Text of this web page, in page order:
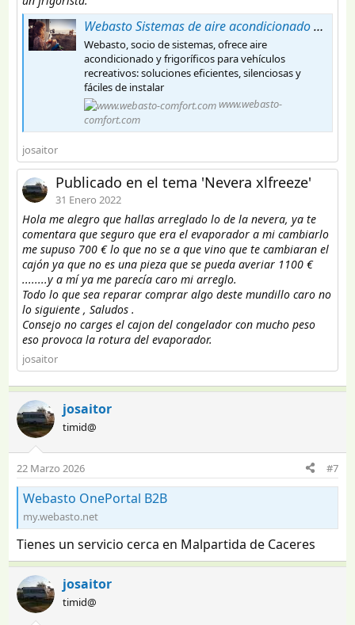
Webasto Sistemas de aire acondicionado – Vehículos recreativos
Webasto, socio de sistemas, ofrece aire
acondicionado y frigoríficos para vehículos
recreativos: soluciones eficientes, silenciosas y
fáciles de instalar
www.webasto-
comfort.com
josaitor
Publicado en el tema 'Nevera xlfreeze'
31 Enero 2022
Hola me alegro que hallas arreglado lo de la nevera, ya te
comentara que seguro que era el evaporador a mi cambiarlo
me supuso 700 € lo que no se a que vino que te cambiaran el
cajón ya que no es una pieza que se pueda averiar 1100 €
........y a mí ya me parecía caro mi arreglo.
Todo lo que sea reparar comprar algo deste mundillo caro no
lo siguiente , Saludos .
Consejo no carges el cajon del congelador con mucho peso
eso provoca la rotura del evaporador.
josaitor
josaitor
timid@
22 Marzo 2026 #7
Webasto OnePortal B2B
my.webasto.net
Tienes un servicio cerca en Malpartida de Caceres
josaitor
timid@